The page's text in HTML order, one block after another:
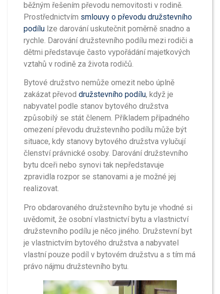
běžným řešením převodu nemovitosti v rodině.
Prostřednictvím smlouvy o převodu družstevního
podílu lze darování uskutečnit poměrně snadno a
rychle. Darování družstevního podílu mezi rodiči a
dětmi představuje často vypořádání majetkových
vztahů v rodině za života rodičů.
Bytové družstvo nemůže omezit nebo úplně
zakázat převod družstevního podílu, když je
nabyvatel podle stanov bytového družstva
způsobilý se stát členem. Příkladem případného
omezení převodu družstevního podílu může být
situace, kdy stanovy bytového družstva vylučují
členství právnické osoby. Darování družstevního
bytu dceři nebo synovi tak nepředstavuje
zpravidla rozpor se stanovami a je možné jej
realizovat.
Pro obdarovaného družstevního bytu je vhodné si
uvědomit, že osobní vlastnictví bytu a vlastnictví
družstevního podílu je něco jiného. Družstevní byt
je vlastnictvím bytového družstva a nabyvatel
vlastní pouze podíl v bytovém družstvu a s tím má
právo nájmu družstevního bytu.